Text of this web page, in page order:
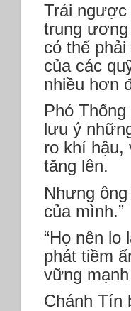
Trái ngược
trung ương
có thể
của các
nhiều hơn
Phó
lưu ý
ro khí hậu,
tăng lên.
Nhưng
của mình.”
“Họ nên lo
phát tiềm
vững
Chánh Tín